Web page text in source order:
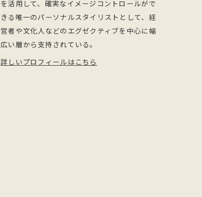
を活用して、確実なイメージコントロールがで
きる唯一のパーソナルスタイリストとして、経
営者や文化人などのエグゼクティブを中心に幅
広い層から支持されている。
詳しいプロフィールはこちら